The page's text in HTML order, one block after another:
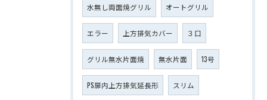
水無し両面焼グリル オートグリル
エラー 上方排気カバー ３口
グリル無水片面焼 無水片面 13号
PS扉内上方排気延長形 スリム